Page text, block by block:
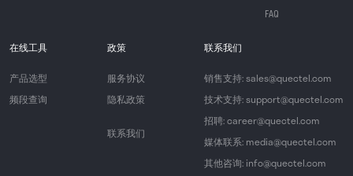
FAQ
在线工具
产品选型
频段查询
政策
服务协议
隐私政策
联系我们
联系我们
销售支持: sales@quectel.com
技术支持: support@quectel.com
招聘: career@quectel.com
媒体联系: media@quectel.com
其他咨询: info@quectel.com